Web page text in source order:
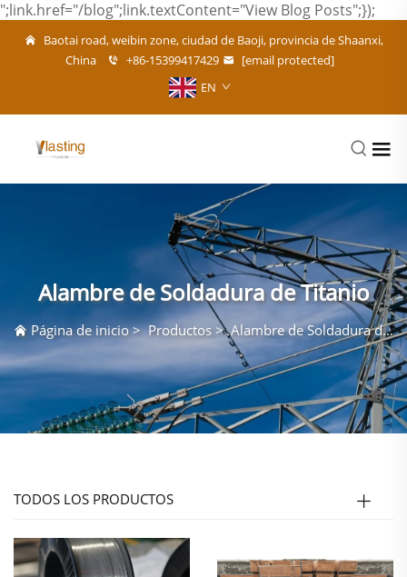
";link.href="/blog";link.textContent="View Blog Posts";});
Baotai road, weibin zone, ciudad de Baoji, provincia de Shaanxi,
China
+86-15399417429
[email protected]
EN
Alambre de Soldadura de Titanio
Página de inicio>Productos >Alambre de Soldadura de Titanio
TODOS LOS PRODUCTOS